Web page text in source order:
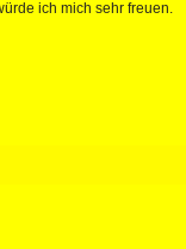
ich mich sehr freuen.